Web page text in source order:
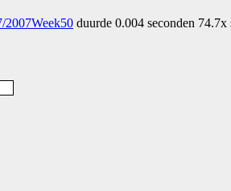
2007Week50 duurde 0.004 seconden